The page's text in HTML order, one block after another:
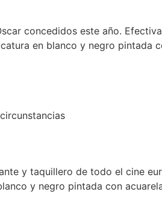
concedidos este año.
en blanco y negro pintada
y taquillero de todo el cine
y negro pintada con